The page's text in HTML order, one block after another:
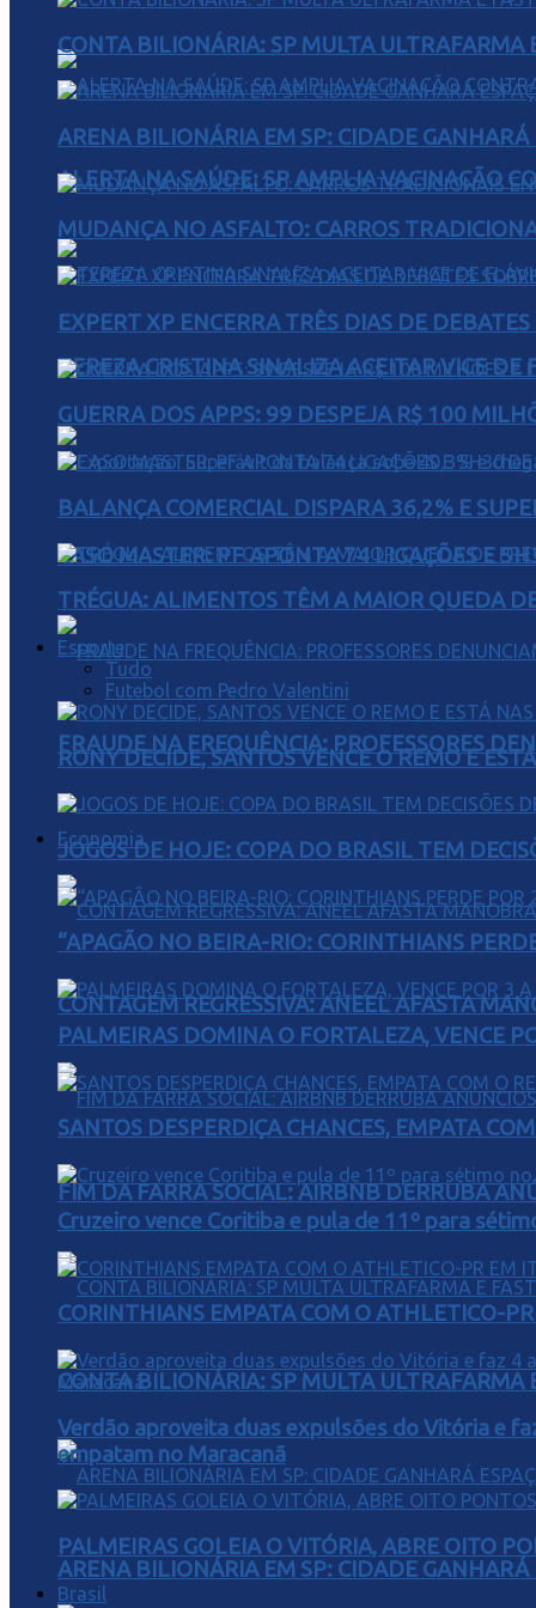
ALERTA NA SAÚDE: SP AMPLIA VACINAÇÃO
TEREZA CRISTINA SINALIZA ACEITAR VICE
CASO MASTER: PF APONTA 74 LIGAÇÕES E
FRAUDE NA FREQUÊNCIA: PROFESSORES
Economia
CONTAGEM REGRESSIVA: ANEEL AFASTA
FIM DA FARRA SOCIAL: AIRBNB DERRUBA
CONTA BILIONÁRIA: SP MULTA ULTRAFARMA
ARENA BILIONÁRIA EM SP: CIDADE
CONTA BILIONÁRIA: SP MULTA ULTRAFARMA
ARENA BILIONÁRIA EM SP: CIDADE
MUDANÇA NO ASFALTO: CARROS
EXPERT XP ENCERRA TRÊS DIAS DE
GUERRA DOS APPS: 99 DESPEJA R$ 100
BALANÇA COMERCIAL DISPARA 36,2% E
TRÉGUA: ALIMENTOS TÊM A MAIOR QUEDA
Esporte
Tudo
Futebol com Pedro Valentini
RONY DECIDE, SANTOS VENCE O REMO E
JOGOS DE HOJE: COPA DO BRASIL TEM
“APAGÃO NO BEIRA-RIO: CORINTHIANS
PALMEIRAS DOMINA O FORTALEZA, VENCE
SANTOS DESPERDIÇA CHANCES, EMPATA
Cruzeiro vence Coritiba e pula de 11º para
CORINTHIANS EMPATA COM O ATHLETICO-
Verdão aproveita duas expulsões do Vitória e
empatam no Maracanã
PALMEIRAS GOLEIA O VITÓRIA, ABRE OITO
Brasil